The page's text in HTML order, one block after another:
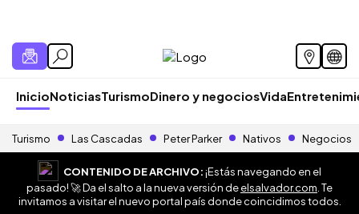
InicioNoticiasTurismoDinero y negociosVida
Turismo Las Cascadas Peter Parker Nativos Negocios
CONTENIDO DE ARCHIVO:¡Estás navegando en el
pasado! 🚀 Da el salto a la nueva versión deelsalvador.com . Te
invitamos a visitar el nuevo portal país donde coincidimos todos.